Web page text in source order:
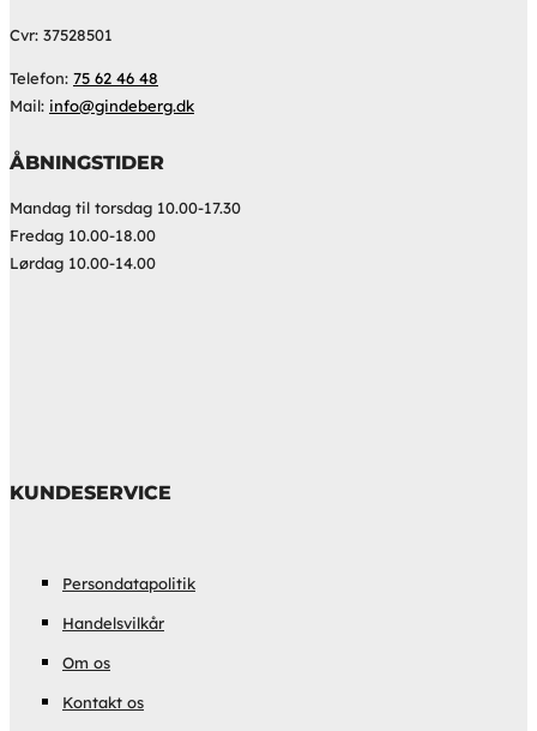
Cvr: 37528501
Telefon: 75 62 46 48
Mail: info@gindeberg.dk
ÅBNINGSTIDER
Mandag til torsdag 10.00-17.30
Fredag 10.00-18.00
Lørdag 10.00-14.00
KUNDESERVICE
Persondatapolitik
Handelsvilkår
Om os
Kontakt os